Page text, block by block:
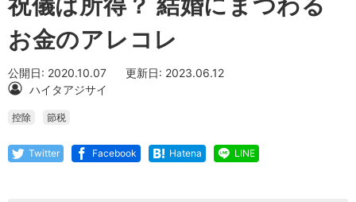
お金のアレコレ
公開日: 2020.10.07
更新日: 2023.06.12
ハイタアジサイ
控除 節税
Twitter Facebook Hatena LINE